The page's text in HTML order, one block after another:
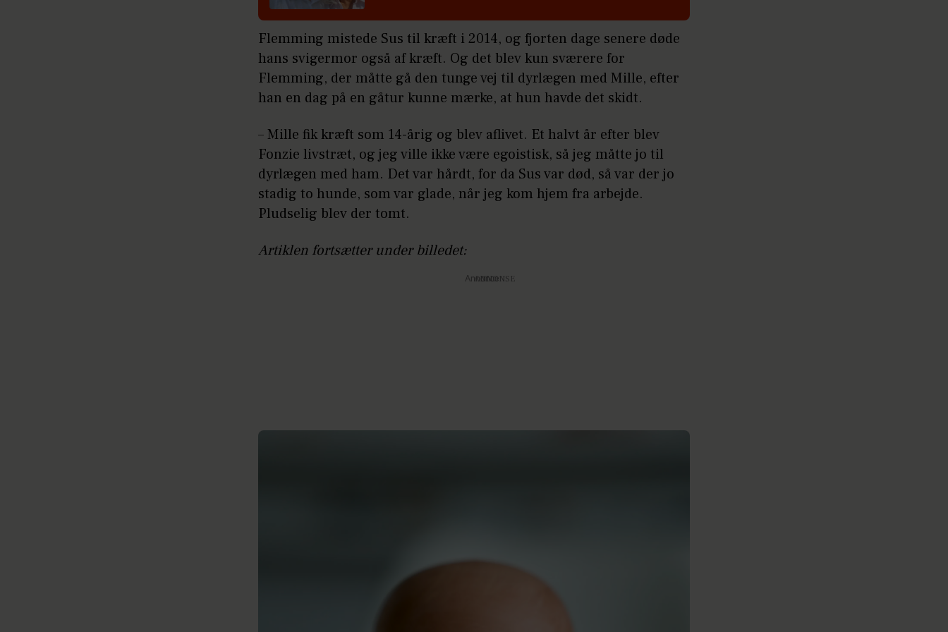
Flemming mistede Sus til kræft i 2014, og fjorten dage senere døde
hans svigermor også af kræft. Og det blev kun sværere for
Flemming, der måtte gå den tunge vej til dyrlægen med Mille, efter
han en dag på en gåtur kunne mærke, at hun havde det skidt.
– Mille fik kræft som 14-årig og blev aflivet. Et halvt år efter blev
Fonzie livstræt, og jeg ville ikke være egoistisk, så jeg måtte jo til
dyrlægen med ham. Det var hårdt, for da Sus var død, så var der jo
stadig to hunde, som var glade, når jeg kom hjem fra arbejde.
Pludselig blev der tomt.
Artiklen fortsætter under billedet:
Annonce